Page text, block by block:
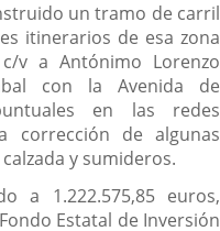
un tramo de carril
itinerarios de esa zona
v a Antónimo Lorenzo
con la Avenida de
en las redes
corrección de algunas
y sumideros.
a 1.222.575,85 euros,
Estatal de Inversión